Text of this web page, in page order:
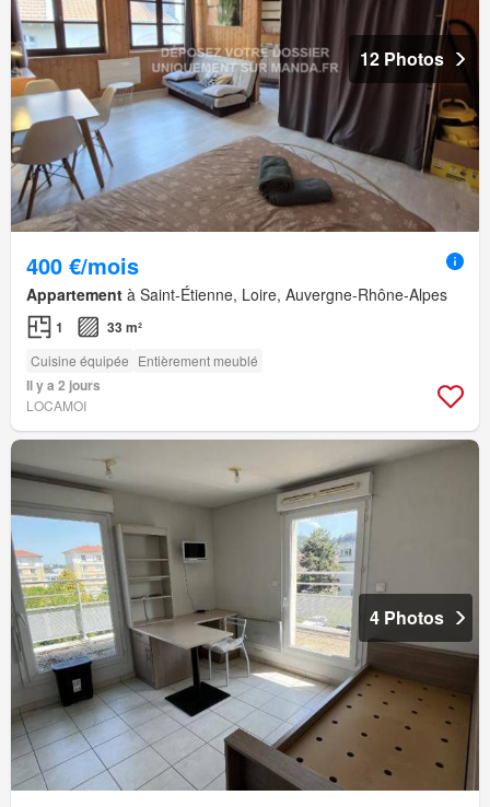
12 Photos
400 €/mois
Appartement à Saint-Étienne, Loire, Auvergne-Rhône-Alpes
1 33 m²
Cuisine équipée Entièrement meublé
Il y a 2 jours
LOCAMOI
4 Photos